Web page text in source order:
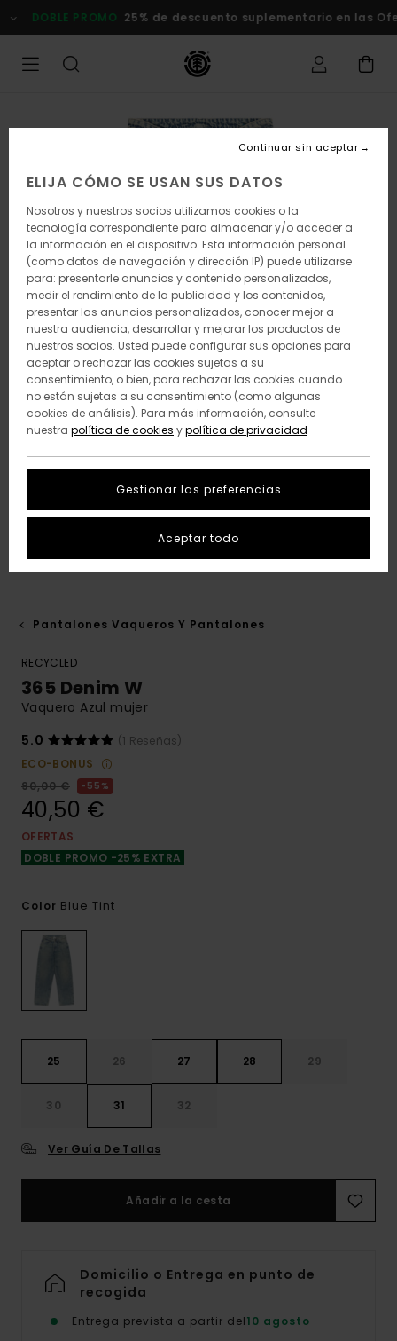
la
DOBLE PROMO 25% de descuento suplementario en las
Pantalones Vaqueros Y Pantalones
RECYCLED
365 Denim W
Vaquero Azul mujer
5.0
(1 Reseñas)
ECO-BONUS
90,00 €
55%
40,50 €
OFERTAS
DOBLE PROMO -25% EXTRA
Color Blue Tint
25 26 27 28 29
30 31 32
Ver Guía De Tallas
Añadir a la cesta
Domicilio o Entrega en punto de
recogida
Entrega prevista a partir del10 agosto
ELIJA CÓMO SE USAN SUS DATOS
Nosotros y nuestros socios utilizamos cookies o la
tecnología correspondiente para almacenar y/o acceder a
la información en el dispositivo. Esta información personal
(como datos de navegación y dirección IP) puede utilizarse
para: presentarle anuncios y contenido personalizados,
medir el rendimiento de la publicidad y los contenidos,
presentar las anuncios personalizados, conocer mejor a
nuestra audiencia, desarrollar y mejorar los productos de
nuestros socios. Usted puede configurar sus opciones para
aceptar o rechazar las cookies sujetas a su
consentimiento, o bien, para rechazar las cookies cuando
no están sujetas a su consentimiento (como algunas
cookies de análisis). Para más información, consulte
nuestra política de cookies ypolítica de privacidad
Gestionar las preferencias
Continuar sin aceptar
Aceptar todo